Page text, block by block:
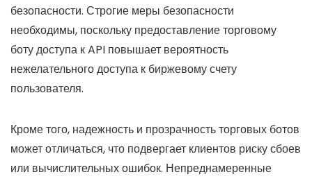
безопасности. Строгие меры безопасности
необходимы, поскольку предоставление торговому
боту доступа к API повышает вероятность
нежелательного доступа к биржевому счету
пользователя.
Кроме того, надежность и прозрачность торговых ботов
может отличаться, что подвергает клиентов риску сбоев
или вычислительных ошибок. Непреднамеренные